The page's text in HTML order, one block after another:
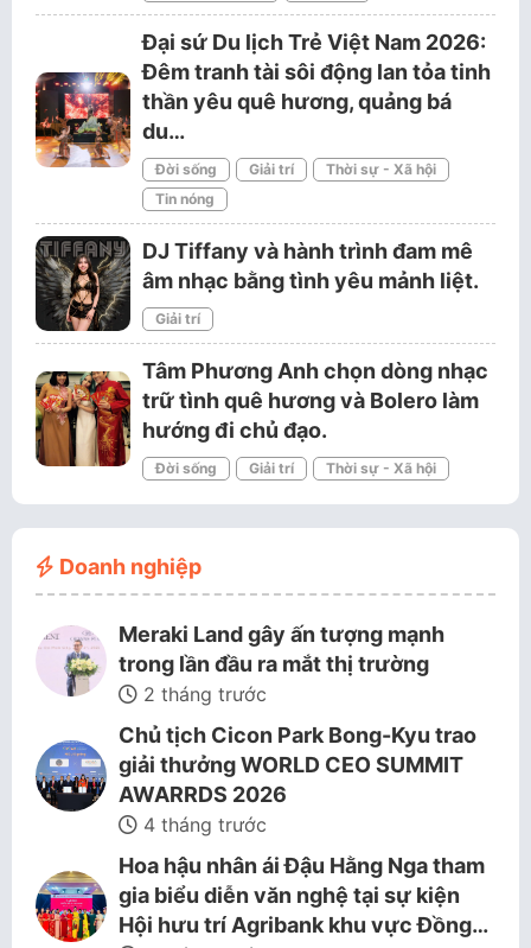
Đại sứ Du lịch Trẻ Việt Nam 2026:
Đêm tranh tài sôi động lan tỏa tinh
thần yêu quê hương, quảng bá
du…
Đời sống Giải trí
Thời sự - Xã hội
Tin nóng
DJ Tiffany và hành trình đam mê
âm nhạc bằng tình yêu mảnh liệt.
Giải trí
Tâm Phương Anh chọn dòng nhạc
trữ tình quê hương và Bolero làm
hướng đi chủ đạo.
Đời sống Giải trí Thời sự - Xã hội
Doanh nghiệp
Meraki Land gây ấn tượng mạnh
trong lần đầu ra mắt thị trường
2 tháng trước
Chủ tịch Cicon Park Bong-Kyu trao
giải thưởng WORLD CEO SUMMIT
AWARRDS 2026
4 tháng trước
Hoa hậu nhân ái Đậu Hằng Nga tham
gia biểu diễn văn nghệ tại sự kiện
Hội hưu trí Agribank khu vực Đồng…